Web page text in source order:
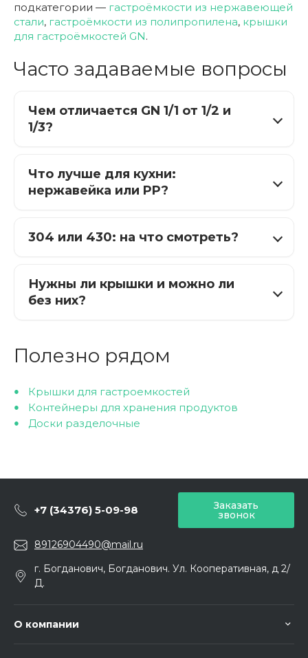
подкатегории — гастроёмкости из нержавеющей
стали, гастроёмкости из полипропилена, крышки
для гастроёмкостей GN.
Часто задаваемые вопросы
Чем отличается GN 1/1 от 1/2 и
1/3?
Что лучше для кухни:
нержавейка или PP?
304 или 430: на что смотреть?
Нужны ли крышки и можно ли
без них?
Полезно рядом
Крышки для гастроемкостей
Контейнеры для хранения продуктов
Доски разделочные
+7 (34376) 5-09-98 Заказать
звонок
89126904490@mail.ru
г. Богданович, Богданович. Ул. Кооперативная, д 2/
Д.
О компании